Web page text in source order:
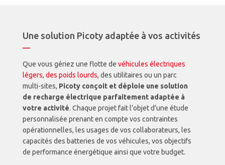
Une solution Picoty adaptée à vos activités
—
Que vous gériez une flotte de véhicules électriques
légers, des poids lourds, des utilitaires ou un parc
multi-sites, Picoty conçoit et déploie une solution
de recharge électrique parfaitement adaptée à
votre activité. Chaque projet fait l’objet d’une étude
personnalisée prenant en compte vos contraintes
opérationnelles, les usages de vos collaborateurs, les
capacités des batteries de vos véhicules, vos objectifs
de performance énergétique ainsi que votre budget.